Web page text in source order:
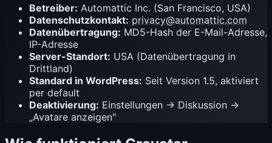
Betreiber: Automattic Inc. (San Francisco, USA)
Datenschutzkontakt: privacy@automattic.com
Datenübertragung: MD5-Hash der E-Mail-Adresse,
IP-Adresse
Server-Standort: USA (Datenübertragung in
Drittland)
Standard in WordPress: Seit Version 1.5, aktiviert
per default
Deaktivierung: Einstellungen → Diskussion →
„Avatare anzeigen"